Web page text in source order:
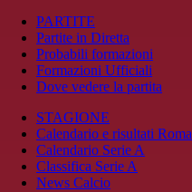
PARTITE
Partite in Diretta
Probabili formazioni
Formazioni Ufficiali
Dove vedere la partita
STAGIONE
Calendario e risultati Roma
Calendario Serie A
Classifica Serie A
News Calcio